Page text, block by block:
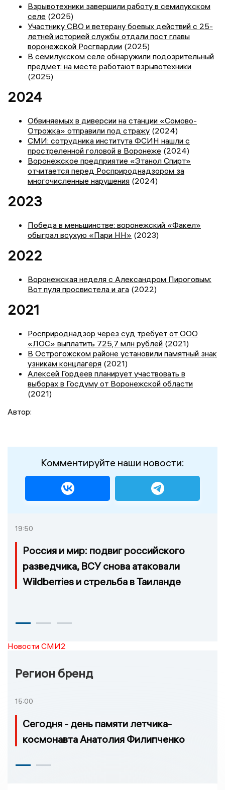
Взрывотехники завершили работу в семилукском
селе (2025)
Участнику СВО и ветерану боевых действий с 25-
летней историей службы отдали пост главы
воронежской Росгвардии (2025)
В семилукском селе обнаружили подозрительный
предмет: на месте работают взрывотехники
(2025)
2024
Обвиняемых в диверсии на станции «Сомово-
Отрожка» отправили под стражу (2024)
СМИ: сотрудника института ФСИН нашли с
простреленной головой в Воронеже (2024)
Воронежское предприятие «Этанол Спирт»
отчитается перед Росприроднадзором за
многочисленные нарушения (2024)
2023
Победа в меньшинстве: воронежский «Факел»
обыграл всухую «Пари НН» (2023)
2022
Воронежская неделя с Александром Пироговым:
Вот пуля просвистела и ага (2022)
2021
Росприроднадзор через суд требует от ООО
«ЛОС» выплатить 725,7 млн рублей (2021)
В Острогожском районе установили памятный знак
узникам концлагеря (2021)
Алексей Гордеев планирует участвовать в
выборах в Госдуму от Воронежской области
(2021)
Автор:
Комментируйте наши новости:
19:50
Россия и мир: подвиг российского
разведчика, ВСУ снова атаковали
Wildberries и стрельба в Таиланде
Новости СМИ2
Регион бренд
15:00
Сегодня - день памяти летчика-
космонавта Анатолия Филипченко